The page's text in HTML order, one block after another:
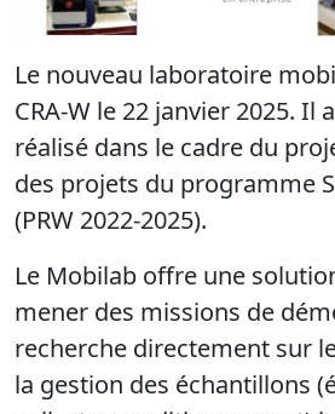
Le nouveau laboratoire
CRA-W le 22 janvier 2025. Il
réalisé dans le cadre du
des projets du programme
(PRW 2022-2025).
Le Mobilab offre une
mener des missions de
recherche directement sur
la gestion des échantillons